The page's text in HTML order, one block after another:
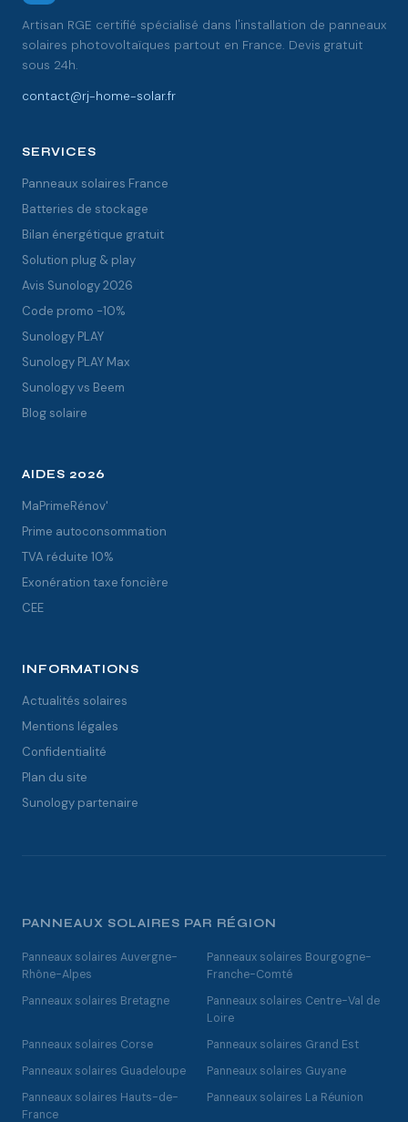
Artisan RGE certifié spécialisé dans l'installation de panneaux
solaires photovoltaïques partout en France. Devis gratuit
sous 24h.
contact@rj-home-solar.fr
SERVICES
Panneaux solaires France
Batteries de stockage
Bilan énergétique gratuit
Solution plug & play
Avis Sunology 2026
Code promo -10%
Sunology PLAY
Sunology PLAY Max
Sunology vs Beem
Blog solaire
AIDES 2026
MaPrimeRénov'
Prime autoconsommation
TVA réduite 10%
Exonération taxe foncière
CEE
INFORMATIONS
Actualités solaires
Mentions légales
Confidentialité
Plan du site
Sunology partenaire
PANNEAUX SOLAIRES PAR RÉGION
Panneaux solaires Auvergne-
Rhône-Alpes
Panneaux solaires Bourgogne-
Franche-Comté
Panneaux solaires Bretagne
Panneaux solaires Centre-Val de
Loire
Panneaux solaires Corse
Panneaux solaires Grand Est
Panneaux solaires Guadeloupe
Panneaux solaires Guyane
Panneaux solaires Hauts-de-
France
Panneaux solaires La Réunion